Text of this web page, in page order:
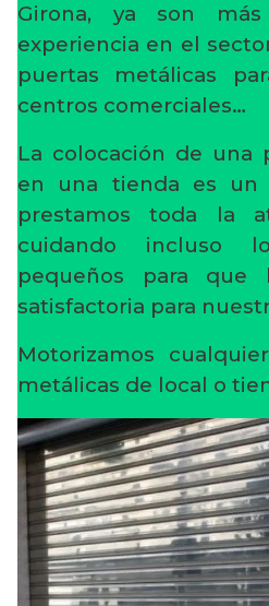
Girona, ya son
experiencia en el
puertas metálicas
centros comerciales…
La colocación de una
en una tienda es un
prestamos toda la
cuidando incluso
pequeños para que
satisfactoria para
Motorizamos
metálicas de local o